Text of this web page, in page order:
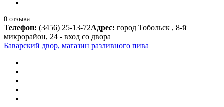
0 отзыва
Телефон: (3456) 25-13-72Адрес: город Тобольск , 8-й
микрорайон, 24 - вход со двора
Баварский двор, магазин разливного пива